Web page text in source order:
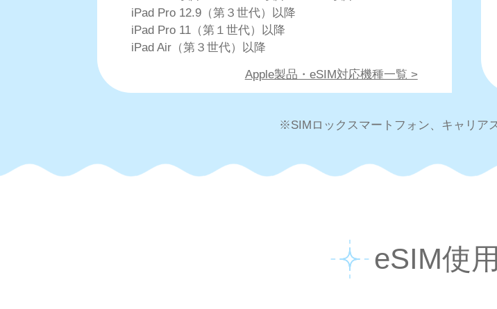
iPad Pro 12.9（第３世代）以降
iPad Pro 11（第１世代）以降
iPad Air（第３世代）以降
Apple製品・eSIM対応機種一覧 >
※SIMロックスマートフォン、キャリア
eSIM使